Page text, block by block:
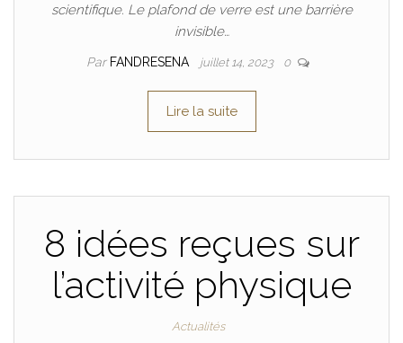
scientifique. Le plafond de verre est une barrière
invisible…
Par FANDRESENA juillet 14, 2023 0
Lire la suite
8 idées reçues sur
l’activité physique
Actualités